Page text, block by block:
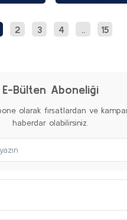
2 3 4 15
E-Bülten Aboneliği
olarak fırsatlardan ve
haberdar olabilirsiniz.